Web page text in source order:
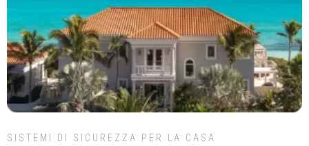
SISTEMI DI SICUREZZA PER LA CASA